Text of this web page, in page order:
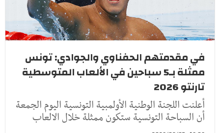
في مقدمتهم الحفناوي والجوادي: تونس
ممثلة بـ5 سباحين في الألعاب المتوسطية
تارنتو 2026
أعلنت اللجنة الوطنية الأولمبية التونسية اليوم الجمعة
أن السباحة التونسية ستكون ممثلة خلال الالعاب